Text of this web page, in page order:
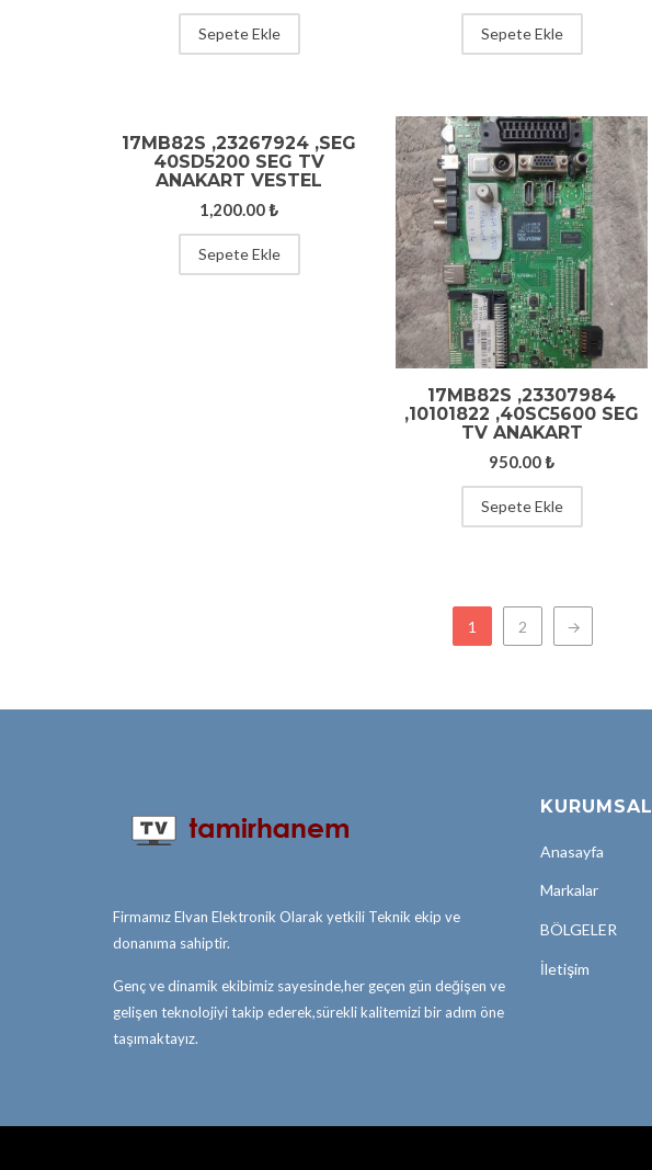
Sepete Ekle Sepete Ekle
17MB82S ,23267924 ,SEG
40SD5200 SEG TV
ANAKART VESTEL
1,200.00₺
Sepete Ekle
17MB82S ,23307984
,10101822 ,40SC5600 SEG
TV ANAKART
950.00₺
Sepete Ekle
1 2 →
Firmamız Elvan Elektronik Olarak yetkili Teknik ekip ve
donanıma sahiptir.
Genç ve dinamik ekibimiz sayesinde,her geçen gün değişen ve
gelişen teknolojiyi takip ederek,sürekli kalitemizi bir adım öne
taşımaktayız.
KURUMSAL
Anasayfa
Markalar
BÖLGELER
İletişim